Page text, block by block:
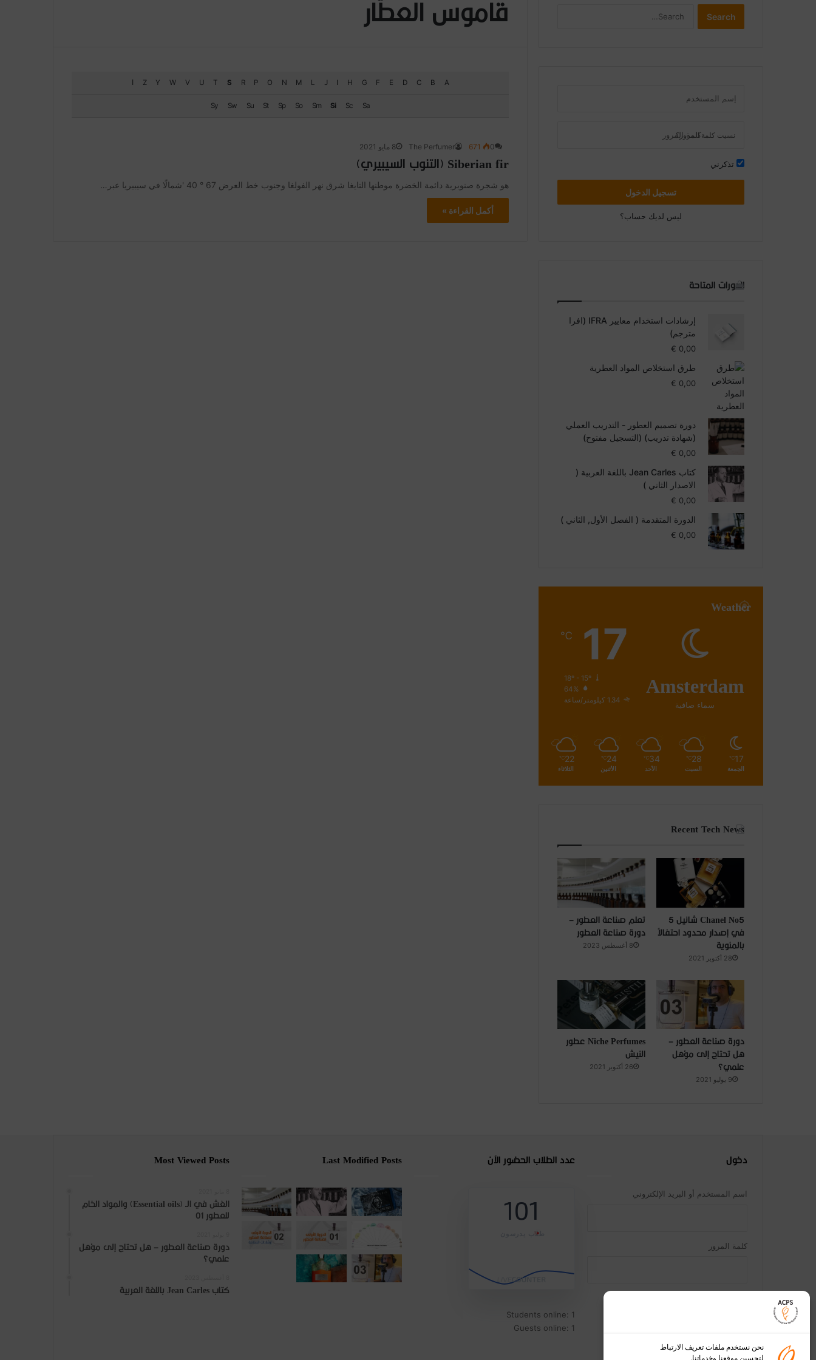
نحن نستخدم ملفات تعريف الارتباط
لتحسين موقعنا وخدماتنا.
قاموس العطّار
A
B
C
D
E
F
G
H
I
J
L
M
N
O
P
R
S
T
U
V
W
Y
Z
Sa
Sc
Si
Sm
So
Sp
St
Su
Sw
Sy
The Perfumer 8 مايو 2021 0
Siberian fir (التنوب السيبيري)
هو شجرة صنوبرية دائمة الخضرة موطنها التايغا شرق نهر الفولغا وجنوب خط العرض 67 ° 40 'شمالًا في سيبيريا عبر…
أكمل القراءة »
Search
نسيت كلمة المرور؟
تذكرني
تسجيل الدخول
ليس لديك حساب؟
الدورات المتاحة
إرشادات استخدام معايير IFRA (افرا
مترجم)
€ 0,00
طرق استخلاص المواد العطرية
€ 0,00
دورة تصميم العطور - التدريب العملي
(شهادة تدريب) (التسجيل مفتوح)
€ 0,00
كتاب Jean Carles باللغة العربية (
الاصدار الثاني )
€ 0,00
الدورة المتقدمة ( الفصل الأول, الثاني )
€ 0,00
Weather
Amsterdam
سماء صافية
17
℃
18º - 15º
64%
1.34 كيلومتر/ساعة
17
℃
الجمعة
28
℃
السبت
34
℃
الأحد
24
℃
الأثنين
22
℃
الثلاثاء
Recent Tech News
تعلم صناعة العطور –
دورة صناعة العطور
8 أغسطس 2023
Chanel No5 شانيل 5
في إصدار محدود احتفالاً
بالمئوية
28 أكتوبر 2021
Niche Perfumes عطور
النيش
26 أكتوبر 2021
دورة صناعة العطور –
هل تحتاج إلى مؤهل
علمي؟
9 يوليو 2021
Most Viewed Posts
الغش في الـ (Essential oils) والمواد الخام
للعطور 01
دورة صناعة العطور – هل تحتاج إلى مؤهل
علمي؟
كتاب Jean Carles باللغة العربية
Last Modified Posts عدد الطلاب الحضور الآن
101
طلاب يدرسون
Students online: 1
Guests online: 1
دخول
اسم المستخدم أو البريد الإلكتروني
كلمة المرور